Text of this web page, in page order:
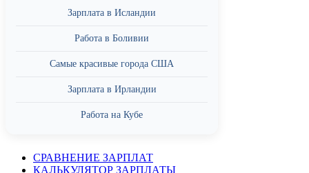
Зарплата в Исландии
Работа в Боливии
Самые красивые города США
Зарплата в Ирландии
Работа на Кубе
СРАВНЕНИЕ ЗАРПЛАТ
КАЛЬКУЛЯТОР ЗАРПЛАТЫ